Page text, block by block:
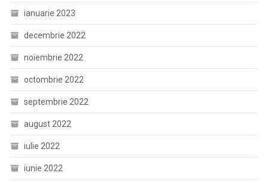
ianuarie 2023
decembrie 2022
noiembrie 2022
octombrie 2022
septembrie 2022
august 2022
iulie 2022
iunie 2022